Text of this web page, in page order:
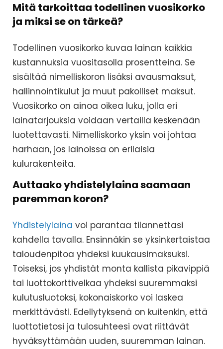
Mitä tarkoittaa todellinen vuosikorko
ja miksi se on tärkeä?
Todellinen vuosikorko kuvaa lainan kaikkia
kustannuksia vuositasolla prosentteina. Se
sisältää nimelliskoron lisäksi avausmaksut,
hallinnointikulut ja muut pakolliset maksut.
Vuosikorko on ainoa oikea luku, jolla eri
lainatarjouksia voidaan vertailla keskenään
luotettavasti. Nimelliskorko yksin voi johtaa
harhaan, jos lainoissa on erilaisia
kulurakenteita.
Auttaako yhdistelylaina saamaan
paremman koron?
Yhdistelylaina voi parantaa tilannettasi
kahdella tavalla. Ensinnäkin se yksinkertaistaa
taloudenpitoa yhdeksi kuukausimaksuksi.
Toiseksi, jos yhdistät monta kallista pikavippiä
tai luottokorttivelkaa yhdeksi suuremmaksi
kulutusluotoksi, kokonaiskorko voi laskea
merkittävästi. Edellytyksenä on kuitenkin, että
luottotietosi ja tulosuhteesi ovat riittävät
hyväksyttämään uuden, suuremman lainan.